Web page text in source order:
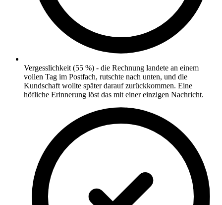
Vergesslichkeit (55 %) - die Rechnung landete an einem
vollen Tag im Postfach, rutschte nach unten, und die
Kundschaft wollte später darauf zurückkommen. Eine
höfliche Erinnerung löst das mit einer einzigen Nachricht.